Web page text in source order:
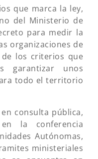
que marca la ley,
del Ministerio de
para medir la
organizaciones de
los criterios que
garantizar unos
todo el territorio
consulta pública,
la conferencia
Autónomas,
ministeriales